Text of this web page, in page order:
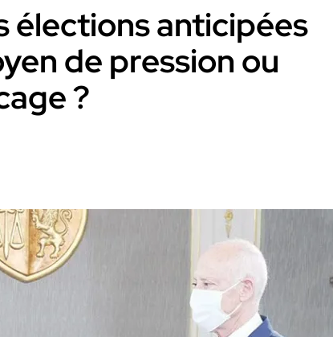
élections anticipées
de pression ou
?